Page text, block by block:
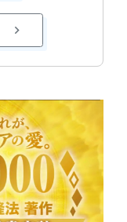
chevron_right